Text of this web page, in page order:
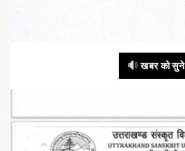
खबर को सुने